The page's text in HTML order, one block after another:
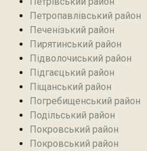
Петропавлівський район
Печенізький район
Пирятинський район
Підволочиський район
Підгаєцький район
Піщанський район
Погребищенський район
Подільський район
Покровський район
Покровський район